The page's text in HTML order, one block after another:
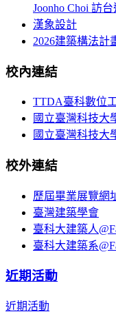
Joonho Choi 訪
漢象設計
2026建築構法計
校內連結
TTDA臺科數位
國立臺灣科技大
國立臺灣科技大
校外連結
歷屆畢業展覽網
臺灣建築學會
臺科大建築人
臺科大建築系
近期活動
近期活動